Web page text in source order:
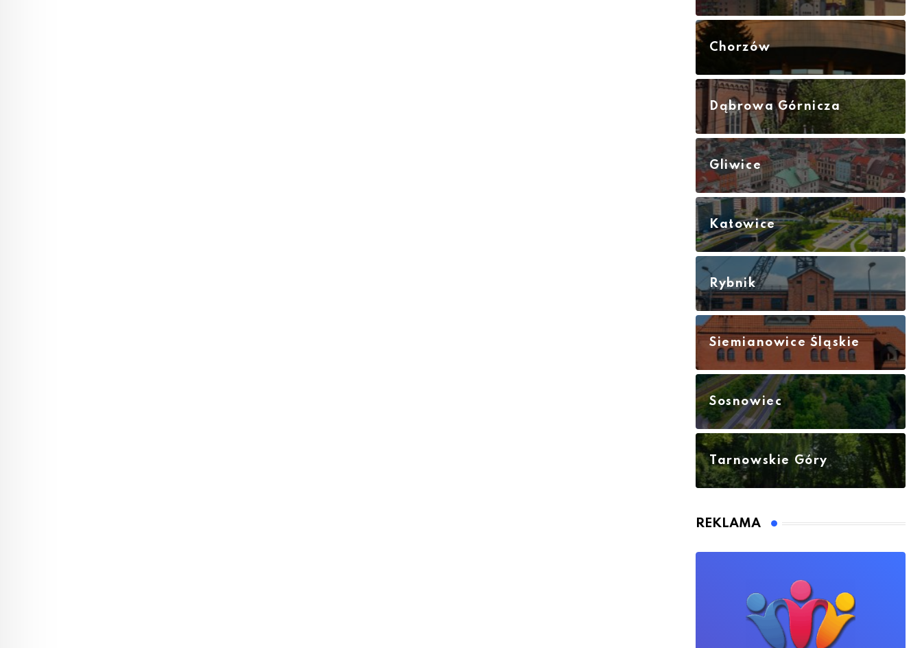
Chorzów
Dąbrowa Górnicza
Gliwice
Katowice
Rybnik
Siemianowice Śląskie
Sosnowiec
Tarnowskie Góry
REKLAMA